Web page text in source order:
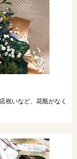
祝いなど、花瓶がなく